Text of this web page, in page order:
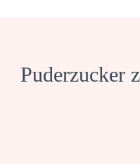
Puderzucker